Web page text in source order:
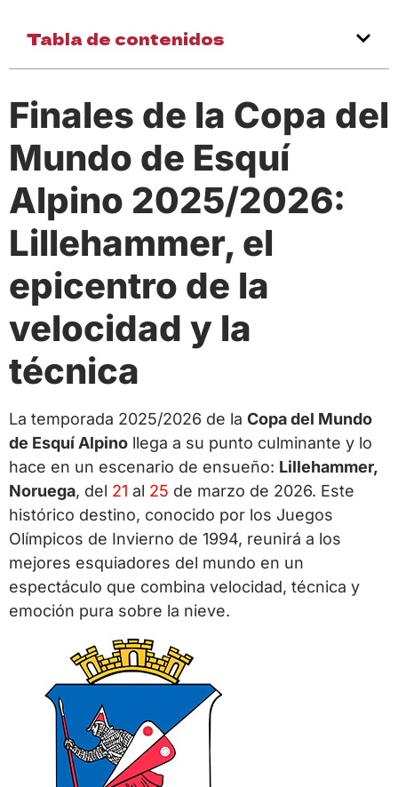
Tabla de contenidos
Finales de la Copa del
Mundo de Esquí
Alpino 2025/2026:
Lillehammer, el
epicentro de la
velocidad y la
técnica
La temporada 2025/2026 de la Copa del Mundo
de Esquí Alpino llega a su punto culminante y lo
hace en un escenario de ensueño: Lillehammer,
Noruega, del 21 al 25 de marzo de 2026. Este
histórico destino, conocido por los Juegos
Olímpicos de Invierno de 1994, reunirá a los
mejores esquiadores del mundo en un
espectáculo que combina velocidad, técnica y
emoción pura sobre la nieve.